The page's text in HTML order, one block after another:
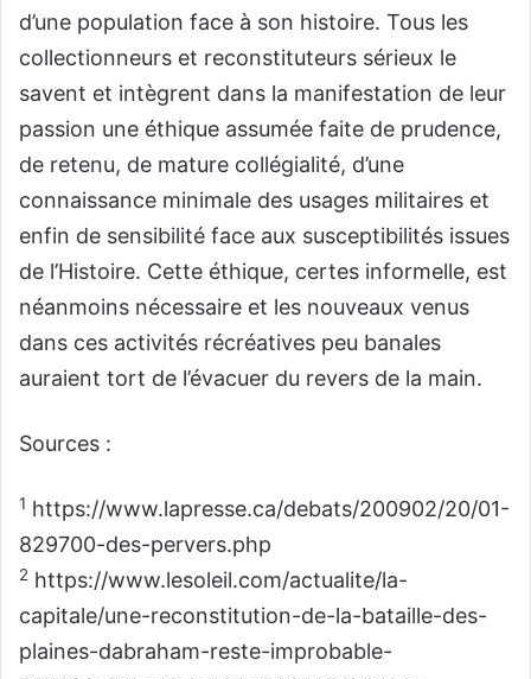
d’une population face à son histoire. Tous les
collectionneurs et reconstituteurs sérieux le
savent et intègrent dans la manifestation de leur
passion une éthique assumée faite de prudence,
de retenu, de mature collégialité, d’une
connaissance minimale des usages militaires et
enfin de sensibilité face aux susceptibilités issues
de l’Histoire. Cette éthique, certes informelle, est
néanmoins nécessaire et les nouveaux venus
dans ces activités récréatives peu banales
auraient tort de l’évacuer du revers de la main.
Sources :
1 https://www.lapresse.ca/debats/200902/20/01-
829700-des-pervers.php
2 https://www.lesoleil.com/actualite/la-
capitale/une-reconstitution-de-la-bataille-des-
plaines-dabraham-reste-improbable-